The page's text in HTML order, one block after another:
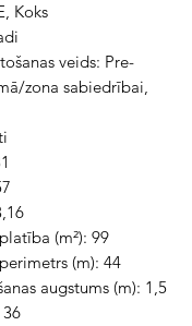
Koks
veids: Pre-
zona sabiedrībai,
(m²): 99
(m): 44
augstums (m): 1,5